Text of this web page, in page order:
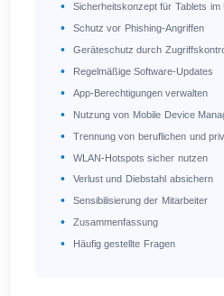
Sicherheitskonzept für Tablets im
Schutz vor Phishing-Angriffen
Geräteschutz durch
Regelmäßige Software-Updates
App-Berechtigungen verwalten
Nutzung von Mobile Device
Trennung von beruflichen und
WLAN-Hotspots sicher nutzen
Verlust und Diebstahl absichern
Sensibilisierung der Mitarbeiter
Zusammenfassung
Häufig gestellte Fragen